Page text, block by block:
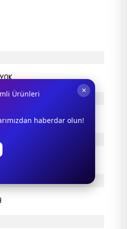
YOK
×
Ürünleri
haberdar olun!